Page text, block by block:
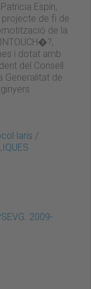
Espín,
de fi de
de la
i dotat amb
del Consell
Generalitat de
/
2009-